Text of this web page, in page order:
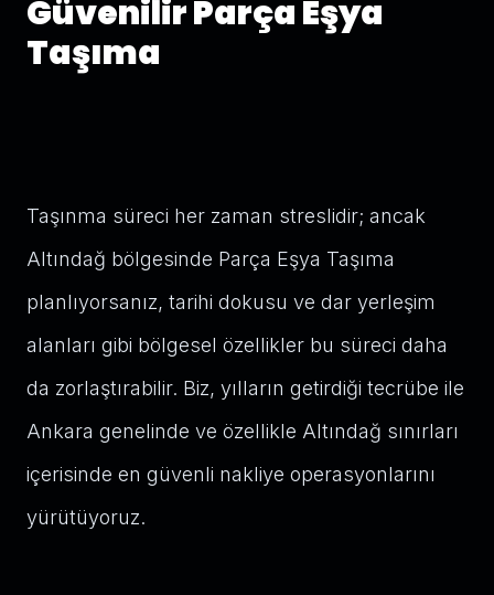
Güvenilir Parça Eşya
Taşıma
Taşınma süreci her zaman streslidir; ancak
Altındağ bölgesinde Parça Eşya Taşıma
planlıyorsanız, tarihi dokusu ve dar yerleşim
alanları gibi bölgesel özellikler bu süreci daha
da zorlaştırabilir. Biz, yılların getirdiği tecrübe ile
Ankara genelinde ve özellikle Altındağ sınırları
içerisinde en güvenli nakliye operasyonlarını
yürütüyoruz.